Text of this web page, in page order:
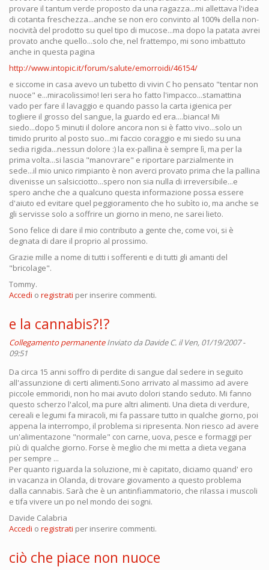
provare il tantum verde proposto da una ragazza...mi allettava l'idea
di cotanta freschezza...anche se non ero convinto al 100% della non-
nocività del prodotto su quel tipo di mucose...ma dopo la patata avrei
provato anche quello...solo che, nel frattempo, mi sono imbattuto
anche in questa pagina
http://www.intopic.it/forum/salute/emorroidi/46154/
e siccome in casa avevo un tubetto di vivin C ho pensato "tentar non
nuoce" e...miracolissimo! Ieri sera ho fatto l'impacco...stamattina
vado per fare il lavaggio e quando passo la carta igienica per
togliere il grosso del sangue, la guardo ed era....bianca! Mi
siedo...dopo 5 minuti il dolore ancora non si è fatto vivo...solo un
timido prurito al posto suo...mi faccio coraggio e mi siedo su una
sedia rigida...nessun dolore :) la ex-pallina è sempre lì, ma per la
prima volta...si lascia "manovrare" e riportare parzialmente in
sede...il mio unico rimpianto è non averci provato prima che la pallina
divenisse un salsicciotto...spero non sia nulla di irreversibile...e
spero anche che a qualcuno questa informazione possa essere
d'aiuto ed evitare quel peggioramento che ho subìto io, ma anche se
gli servisse solo a soffrire un giorno in meno, ne sarei lieto.
Sono felice di dare il mio contributo a gente che, come voi, si è
degnata di dare il proprio al prossimo.
Grazie mille a nome di tutti i sofferenti e di tutti gli amanti del
"bricolage".
Tommy.
Accedi o registrati per inserire commenti.
e la cannabis?!?
Collegamento permanente Inviato daDavide C. il Ven, 01/19/2007 -
09:51
Da circa 15 anni soffro di perdite di sangue dal sedere in seguito
all'assunzione di certi alimenti.Sono arrivato al massimo ad avere
piccole emmoridi, non ho mai avuto dolori stando seduto. Mi fanno
questo scherzo l'alcol, ma pure altri alimenti. Una dieta di verdure,
cereali e legumi fa miracoli, mi fa passare tutto in qualche giorno, poi
appena la interrompo, il problema si ripresenta. Non riesco ad avere
un'alimentazone "normale" con carne, uova, pesce e formaggi per
più di qualche giorno. Forse è meglio che mi metta a dieta vegana
per sempre ...
Per quanto riguarda la soluzione, mi è capitato, diciamo quand' ero
in vacanza in Olanda, di trovare giovamento a questo problema
dalla cannabis. Sarà che è un antinfiammatorio, che rilassa i muscoli
e tifa vivere un po nel mondo dei sogni.
Davide Calabria
Accedi o registrati per inserire commenti.
ciò che piace non nuoce